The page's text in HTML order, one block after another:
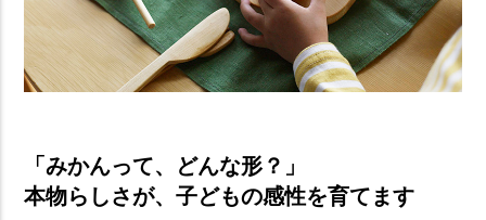
「みかんって、どんな形？」
本物らしさが、子どもの感性を育てます